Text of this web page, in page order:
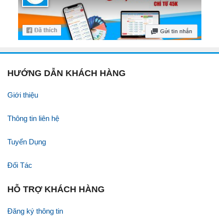
HƯỚNG DẪN KHÁCH HÀNG
Giới thiệu
Thông tin liên hệ
Tuyển Dụng
Đối Tác
HỖ TRỢ KHÁCH HÀNG
Đăng ký thông tin